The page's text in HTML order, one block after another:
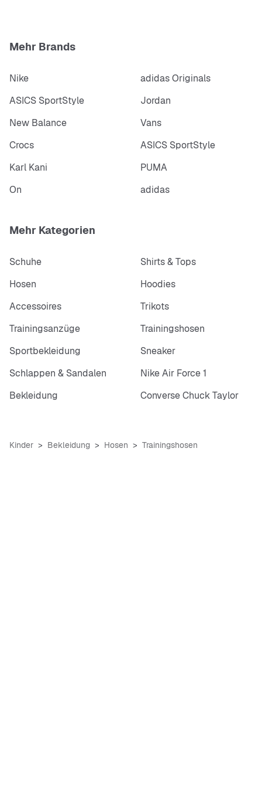
Mehr Brands
Nike
adidas Originals
ASICS SportStyle
Jordan
New Balance
Vans
Crocs
ASICS SportStyle
Karl Kani
PUMA
On
adidas
Mehr Kategorien
Schuhe
Shirts & Tops
Hosen
Hoodies
Accessoires
Trikots
Trainingsanzüge
Trainingshosen
Sportbekleidung
Sneaker
Schlappen & Sandalen
Nike Air Force 1
Bekleidung
Converse Chuck Taylor
Kinder Bekleidung Hosen Trainingshosen